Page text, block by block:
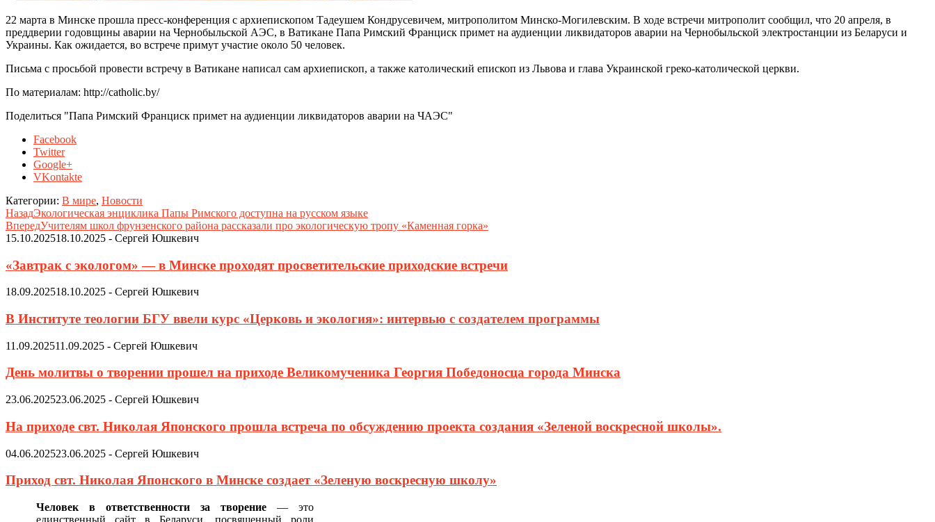
22 марта в Минске прошла пресс-конференция с архиепископом Тадеушем Кондрусевичем, митрополитом Минско-Могилевским. В ходе встречи митрополит сообщил, что 20 апреля, в
преддверии годовщины аварии на Чернобыльской АЭС, в Ватикане Папа Римский Франциск примет на аудиенции ликвидаторов аварии на Чернобыльской электростанции из Беларуси и
Украины. Как ожидается, во встрече примут участие около 50 человек.
Письма с просьбой провести встречу в Ватикане написал сам архиепископ, а также католический епископ из Львова и глава Украинской греко-католической церкви.
По материалам: http://catholic.by/
Поделиться "Папа Римский Франциск примет на аудиенции ликвидаторов аварии на ЧАЭС"
Facebook
Twitter
Google+
VKontakte
Категории: В мире, Новости
НазадЭкологическая энциклика Папы Римского доступна на русском языке
ВпередУчителям школ фрунзенского района рассказали про экологическую тропу «Каменная горка»
15.10.202518.10.2025 - Сергей Юшкевич
«Завтрак с экологом» — в Минске проходят просветительские приходские встречи
18.09.202518.10.2025 - Сергей Юшкевич
В Институте теологии БГУ ввели курс «Церковь и экология»: интервью с создателем программы
11.09.202511.09.2025 - Сергей Юшкевич
День молитвы о творении прошел на приходе Великомученика Георгия Победоносца города Минска
23.06.202523.06.2025 - Сергей Юшкевич
На приходе свт. Николая Японского прошла встреча по обсуждению проекта создания «Зеленой воскресной школы».
04.06.202523.06.2025 - Сергей Юшкевич
Приход свт. Николая Японского в Минске создает «Зеленую воскресную школу»
Человек в ответственности за творение— это
единственный сайт в Беларуси, посвященный роли